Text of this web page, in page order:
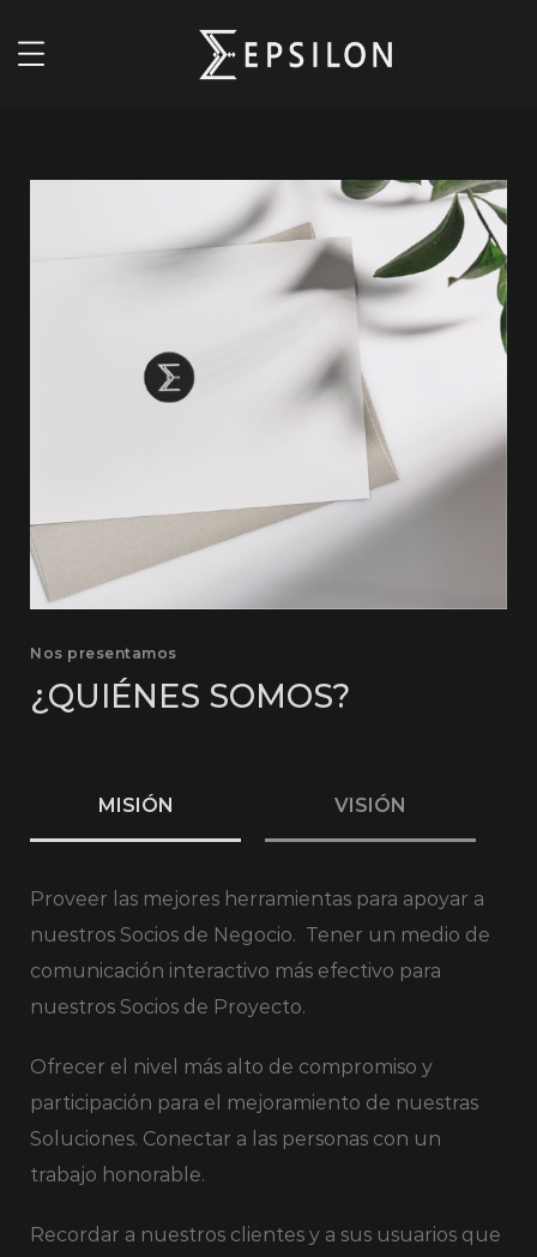
Nos presentamos
¿QUIÉNES SOMOS?
MISIÓN VISIÓN
Proveer las mejores herramientas para apoyar a
nuestros Socios de Negocio. Tener un medio de
comunicación interactivo más efectivo para
nuestros Socios de Proyecto.
Ofrecer el nivel más alto de compromiso y
participación para el mejoramiento de nuestras
Soluciones. Conectar a las personas con un
trabajo honorable.
Recordar a nuestros clientes y a sus usuarios que